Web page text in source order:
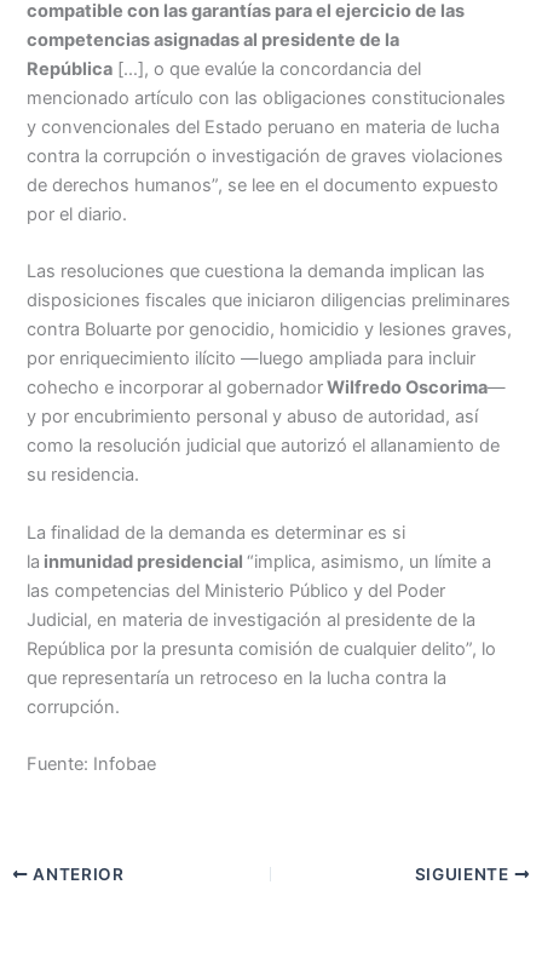
compatible con las garantías para el ejercicio de las
competencias asignadas al presidente de la
República […], o que evalúe la concordancia del
mencionado artículo con las obligaciones constitucionales
y convencionales del Estado peruano en materia de lucha
contra la corrupción o investigación de graves violaciones
de derechos humanos”, se lee en el documento expuesto
por el diario.
Las resoluciones que cuestiona la demanda implican las
disposiciones fiscales que iniciaron diligencias preliminares
contra Boluarte por genocidio, homicidio y lesiones graves,
por enriquecimiento ilícito —luego ampliada para incluir
cohecho e incorporar al gobernadorWilfredo Oscorima—
y por encubrimiento personal y abuso de autoridad, así
como la resolución judicial que autorizó el allanamiento de
su residencia.
La finalidad de la demanda es determinar es si
la inmunidad presidencial“implica, asimismo, un límite a
las competencias del Ministerio Público y del Poder
Judicial, en materia de investigación al presidente de la
República por la presunta comisión de cualquier delito”, lo
que representaría un retroceso en la lucha contra la
corrupción.
Fuente: Infobae
ANTERIOR SIGUIENTE